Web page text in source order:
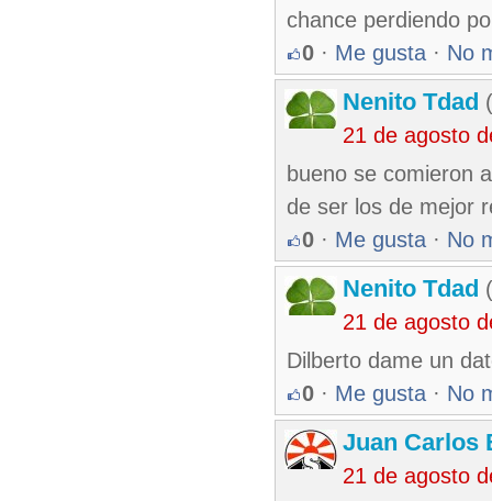
chance perdiendo
0 · Me gusta · No
Nenito Tdad
21 de agosto
bueno se comieron
de ser los de mejor
0 · Me gusta · No
Nenito Tdad
21 de agosto
Dilberto dame un
0 · Me gusta · No
Juan Carlos
21 de agosto